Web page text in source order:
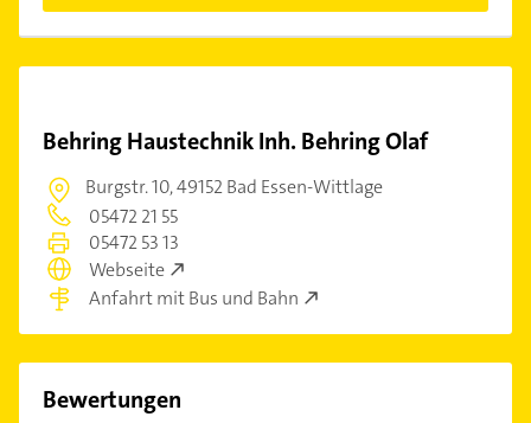
Behring Haustechnik Inh. Behring Olaf
Burgstr. 10,49152 Bad Essen-Wittlage
05472 21 55
05472 53 13
Webseite
Anfahrt mit Bus und Bahn
Bewertungen